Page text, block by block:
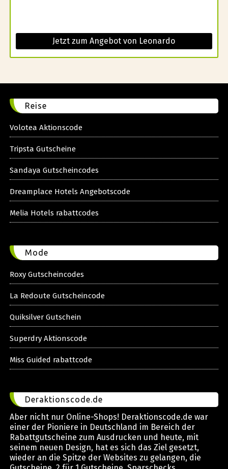
Jetzt zum Angebot von Leonardo
Reise
Volotea Aktionscode
Tripsta Gutscheine
Sandaya Gutscheincodes
Dreamplace Hotels Angebotscode
Melia Hotels rabattcodes
Mode
Roxy Gutscheincodes
La Redoute Gutscheincode
Quiksilver Gutschein
Superdry Aktionscode
Miss Guided rabattcode
Deraktionscode.de
Aber nicht nur Online-Shops! Deraktionscode.de war
einer der Pioniere in Deutschland im Bereich der
Rabattgutscheine zum Ausdrucken und heute, mit
seinem neuen Design, hat es sich das Ziel gesetzt,
wieder an die Spitze der Websites zu gelangen, die